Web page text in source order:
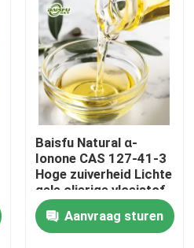
Baisfu Natural α-
Ionone CAS 127-41-3
Hoge zuiverheid Lichte
gele olierige vloeistof
voor voedsel smaak en
cosmetische geur
Aanvraag sturen